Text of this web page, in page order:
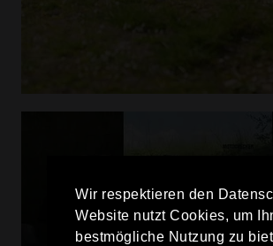
Wir respektieren den
Website nutzt Cookies, um
bestmögliche Nutzung zu